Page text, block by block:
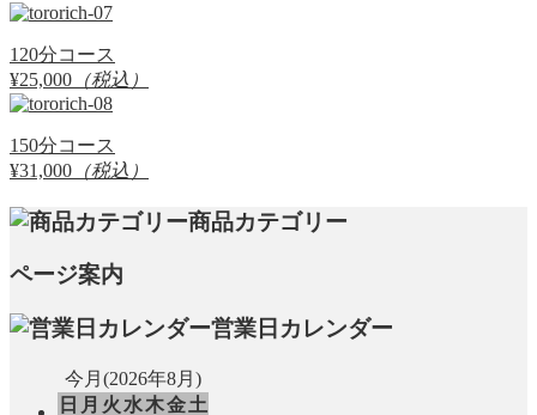
120分コース
¥25,000 （税込）
150分コース
¥31,000 （税込）
商品カテゴリー
ページ案内
営業日カレンダー
今月(2026年8月)
日 月 火 水木金土